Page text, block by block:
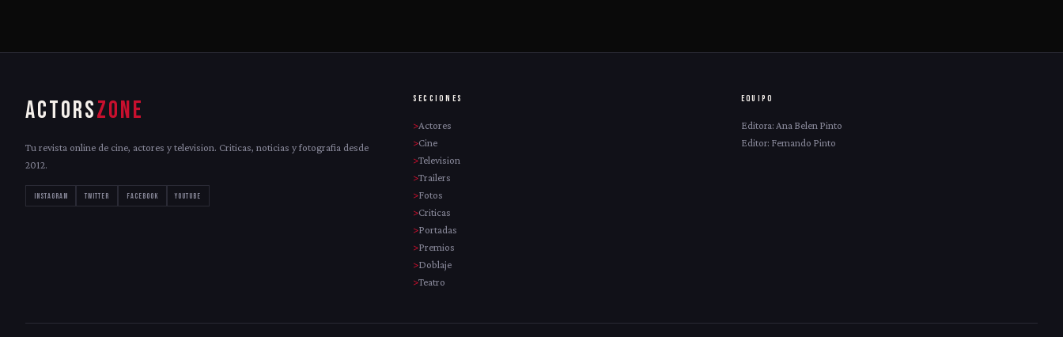
ACTORSZONE
Tu revista online de cine, actores y television. Criticas, noticias y fotografia desde
2012.
INSTAGRAM TWITTER FACEBOOK YOUTUBE
SECCIONES
Actores
Cine
Television
Trailers
Fotos
Criticas
Portadas
Premios
Doblaje
Teatro
EQUIPO
Editora: Ana Belen Pinto
Editor: Fernando Pinto